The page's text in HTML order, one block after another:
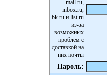
mail.ru,
inbox.ru,
bk.ru и list.ru
из-за
возможных
проблем с
доставкой на
них почты
Пароль: